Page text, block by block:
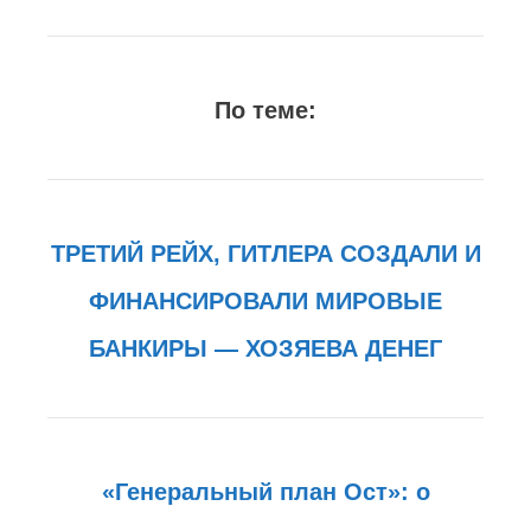
По теме:
ТРЕТИЙ РЕЙХ, ГИТЛЕРА СОЗДАЛИ И
ФИНАНСИРОВАЛИ МИРОВЫЕ
БАНКИРЫ — ХОЗЯЕВА ДЕНЕГ
«Генеральный план Ост»: о